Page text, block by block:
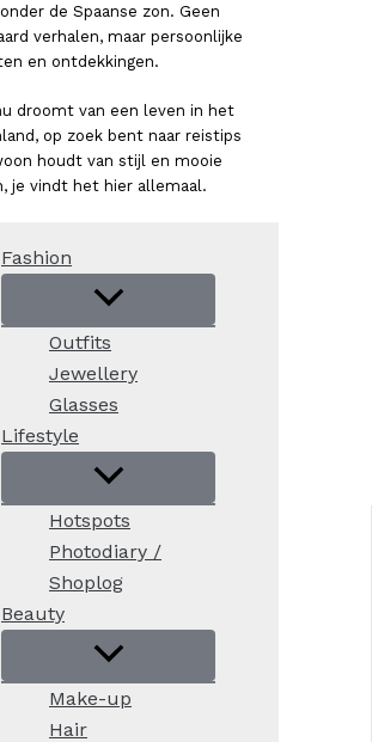
de Spaanse zon. Geen
verhalen, maar persoonlijke
en ontdekkingen.
droomt van een leven in het
op zoek bent naar reistips
houdt van stijl en mooie
je vindt het hier allemaal.
Fashion
Outfits
Jewellery
Glasses
Lifestyle
Hotspots
Photodiary /
Shoplog
Beauty
Make-up
Hair